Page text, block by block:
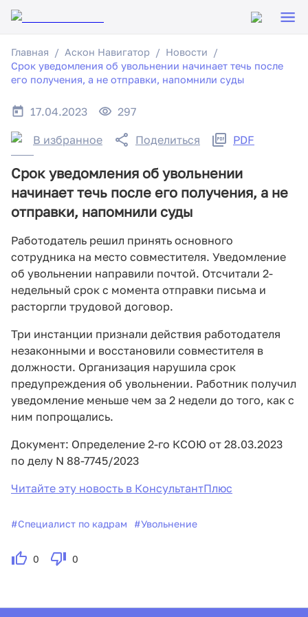
Главная Аскон Навигатор
Новости
Срок уведомления об увольнении начинает течь после
его получения, а не отправки, напомнили суды
17.04.2023 297
В избранное Поделиться PDF
Срок уведомления об увольнении
начинает течь после его получения, а не
отправки, напомнили суды
Работодатель решил принять основного
сотрудника на место совместителя. Уведомление
об увольнении направили почтой. Отсчитали 2-
недельный срок с момента отправки письма и
расторгли трудовой договор.
Три инстанции признали действия работодателя
незаконными и восстановили совместителя в
должности. Организация нарушила срок
предупреждения об увольнении. Работник получил
уведомление меньше чем за 2 недели до того, как с
ним попрощались.
Документ: Определение 2-го КСОЮ от 28.03.2023
по делу N 88-7745/2023
Читайте эту новость в КонсультантПлюс
#Специалист по кадрам #Увольнение
0 0